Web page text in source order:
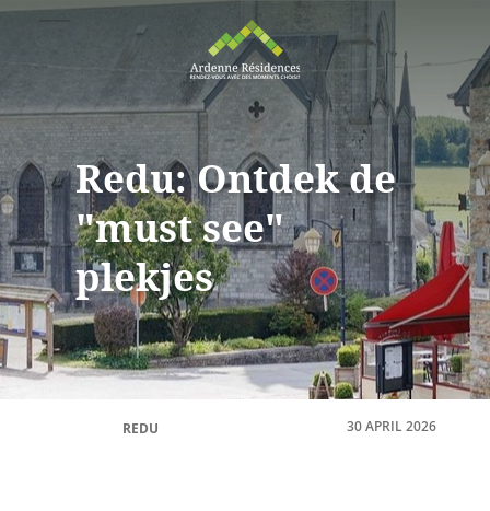
Redu: Ontdek de
"must see"
plekjes
REDU 30 APRIL 2026